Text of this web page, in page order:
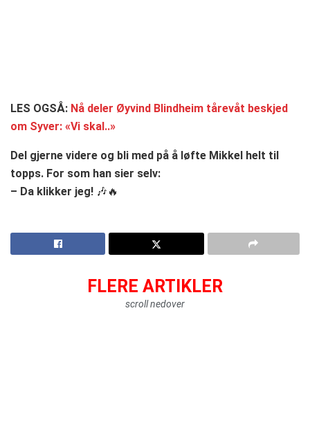
LES OGSÅ: Nå deler Øyvind Blindheim tårevåt beskjed
om Syver: «Vi skal..»
Del gjerne videre og bli med på å løfte Mikkel helt til
topps. For som han sier selv:
– Da klikker jeg! 🎶🔥
FLERE ARTIKLER
scroll nedover